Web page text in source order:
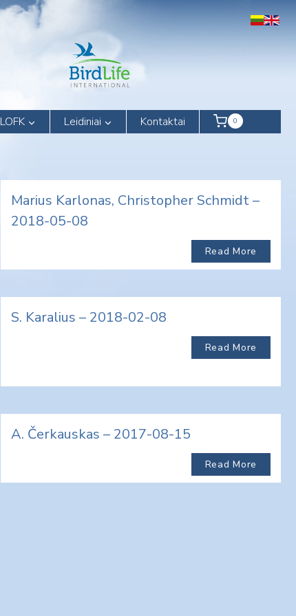
LOFK Leidiniai Kontaktai 0
Marius Karlonas, Christopher Schmidt –
2018-05-08
Read More
S. Karalius – 2018-02-08
Read More
A. Čerkauskas – 2017-08-15
Read More